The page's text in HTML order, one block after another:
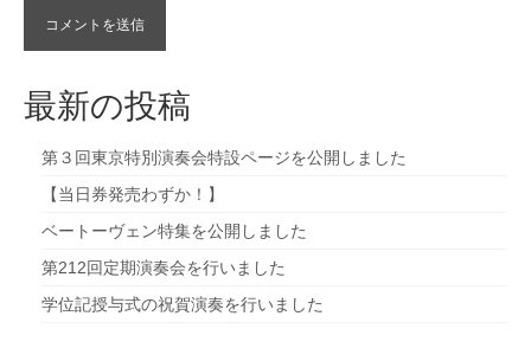
最新の投稿
第３回東京特別演奏会特設ページを公開しました
【当日券発売わずか！】
ベートーヴェン特集を公開しました
第212回定期演奏会を行いました
学位記授与式の祝賀演奏を行いました